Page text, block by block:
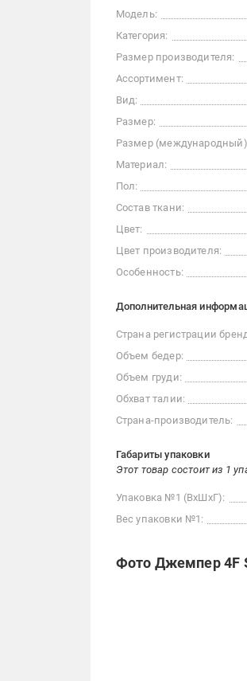
Модель:
Категория:
Размер производителя:
Ассортимент:
Вид:
Размер:
Размер
Материал:
Пол:
Состав ткани:
Цвет:
Цвет производителя:
Особенность:
Дополнительная
Страна регистрации
Объем бедер:
Объем груди:
Обхват талии:
Страна-производитель:
Габариты упаковки
Этот товар состоит из 1
Упаковка №1 (ВхШхГ):
Вес упаковки №1:
Фото Джемпер 4F